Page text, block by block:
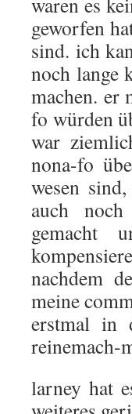
geworfen
sind. ich
noch lange
machen. er
fo würden
war
nona-fo
wesen
auch
gemacht
nachdem
meine
erstmal in
reinemach-
larney hat